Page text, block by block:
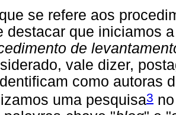
se refere aos
destacar que iniciamos
de
vale dizer,
como autoras
uma pesquisa3